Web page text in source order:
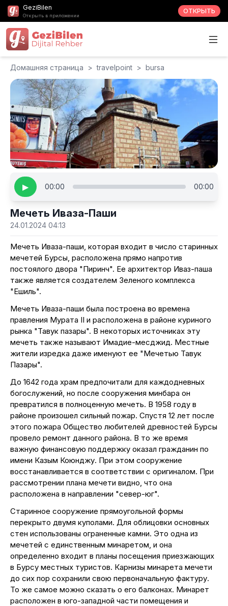
GeziBilen
Открыть в приложении
ОТКРЫТЬ
Домашняя страница > travelpoint > bursa
▶ 00:00 00:00
Мечеть Иваза-Паши
24.01.2024 04:13
Мечеть Иваза-паши, которая входит в число старинных
мечетей Бурсы, расположена прямо напротив
постоялого двора "Пиринч". Ее архитектор Иваз-паша
также является создателем Зеленого комплекса
"Ешиль".
Мечеть Иваза-паши была построена во времена
правления Мурата II и расположена в районе куриного
рынка "Тавук пазары". В некоторых источниках эту
мечеть также называют Имадие-месджид. Местные
жители изредка даже именуют ее "Мечетью Тавук
Пазары".
До 1642 года храм предпочитали для каждодневных
богослужений, но после сооружения минбара он
превратился в полноценную мечеть. В 1958 году в
районе произошел сильный пожар. Спустя 12 лет после
этого пожара Общество любителей древностей Бурсы
провело ремонт данного района. В то же время
важную финансовую поддержку оказал гражданин по
имени Казым Коюнджу. При этом сооружение
восстанавливается в соответствии с оригиналом. При
рассмотрении плана мечети видно, что она
расположена в направлении "север-юг".
Старинное сооружение прямоугольной формы
перекрыто двумя куполами. Для облицовки основных
стен использованы ограненные камни. Это одна из
мечетей с единственным минаретом, и она
определенно входит в планы посещения приезжающих
в Бурсу местных туристов. Карнизы минарета мечети
до сих пор сохранили свою первоначальную фактуру.
То же самое можно сказать о его балконах. Минарет
расположен в юго-западной части помещения и